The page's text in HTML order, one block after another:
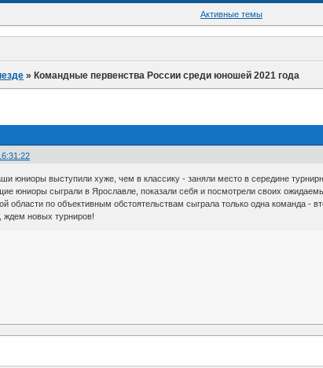
Активные темы
»Командные первенства России среди юношей 2021 года
юниоры выступили хуже, чем в классику - заняли место в середине
юниоры сыграли в Ярославле, показали себя и посмотрели своих
области по объективным обстоятельствам сыграла только одна команда -
ждем новых турниров!